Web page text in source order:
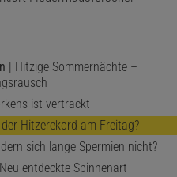
| Hitzige Sommernächte –
ist vertrackt
Hitzerekord am Freitag?
sich lange Spermien nicht?
entdeckte Spinnenart